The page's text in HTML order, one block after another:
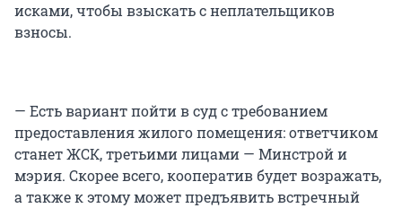
исками, чтобы взыскать с неплательщиков
взносы.
— Есть вариант пойти в суд с требованием
предоставления жилого помещения: ответчиком
станет ЖСК, третьими лицами — Минстрой и
мэрия. Скорее всего, кооператив будет возражать,
а также к этому может предъявить встречный